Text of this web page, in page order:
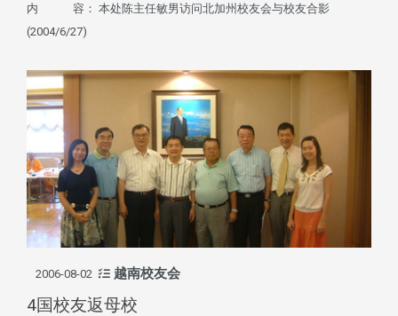
内 容： 本处陈主任敏男访问北加州校友会与校友合影
(2004/6/27)
2006-08-02 越南校友会
4国校友返母校